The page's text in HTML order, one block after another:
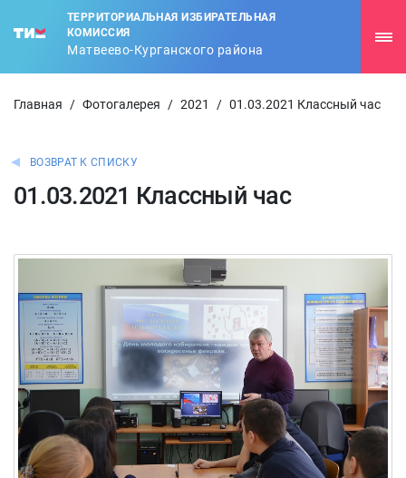
ТЕРРИТОРИАЛЬНАЯ ИЗБИРАТЕЛЬНАЯ
КОМИССИЯ
Матвеево-Курганского района
Главная / Фотогалерея / 2021 / 01.03.2021 Классный час
ВОЗВРАТ К СПИСКУ
01.03.2021 Классный час